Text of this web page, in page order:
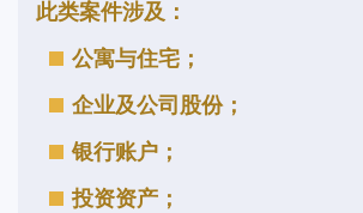
此类案件涉及：
公寓与住宅；
企业及公司股份；
银行账户；
投资资产；